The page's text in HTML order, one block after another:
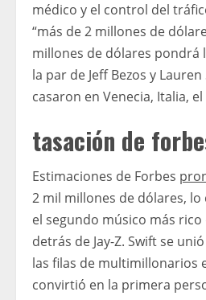
médico y el control del
“más de 2 millones de
millones de dólares pondrá
la par de Jeff Bezos y
casaron en Venecia, Italia,
tasación de
Estimaciones de Forbes
2 mil millones de dólares,
el segundo músico más
detrás de Jay-Z. Swift se
las filas de multimillonarios
convirtió en la primera